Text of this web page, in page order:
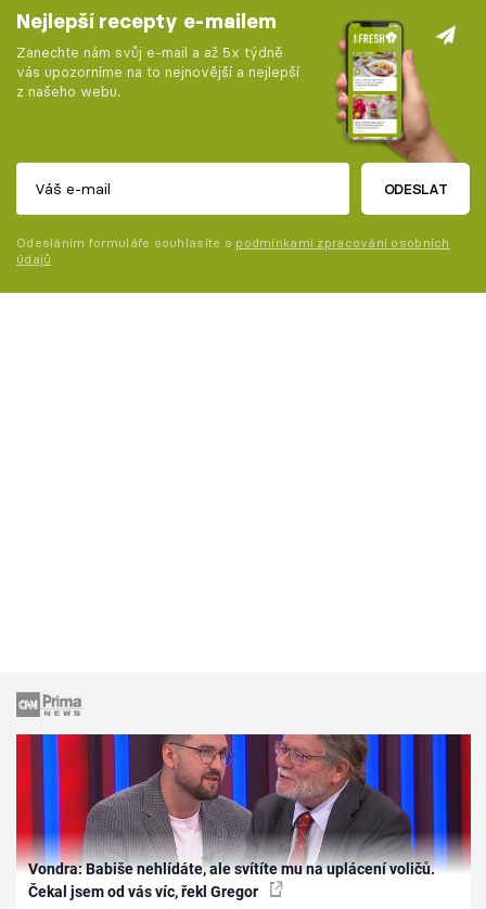
Nejlepší recepty e-mailem
Zanechte nám svůj e-mail a až 5x týdně
vás upozorníme na to nejnovější a nejlepší
z našeho webu.
ODESLAT
Odesláním formuláře souhlasíte s podmínkami zpracování osobních
údajů
Vondra: Babiše nehlídáte, ale svítíte mu na uplácení voličů.
Čekal jsem od vás víc, řekl Gregor